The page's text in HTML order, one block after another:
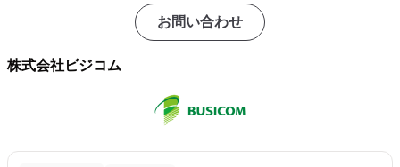
お問い合わせ
株式会社ビジコム